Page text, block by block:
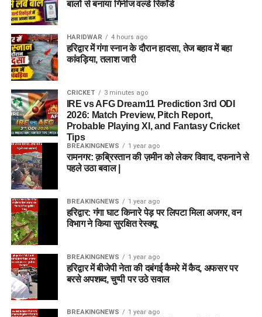
बालों से बनाया गिनीज वर्ल्ड रिकॉर्ड
HARIDWAR 4 hours ago
हरिद्वार में गंगा स्नान के दौरान हादसा, तेज बहाव में बहा
कांवड़िया, तलाश जारी
CRICKET 3 minutes ago
IRE vs AFG Dream11 Prediction 3rd ODI
2026: Match Preview, Pitch Report,
Probable Playing XI, and Fantasy Cricket
Tips
BREAKINGNEWS 1 year ago
रामनगर: क़ब्रिस्तान की ज़मीन को लेकर विवाद, दफनाने से
पहले उठा बवाल |
BREAKINGNEWS 1 year ago
हरिद्वार: गंगा घाट किनारे पेड़ पर लिपटा मिला अजगर, वन
विभाग ने किया सुरक्षित रेस्क्यू
BREAKINGNEWS 1 year ago
हरिद्वार में बीजेपी नेता की दबंगई कैमरे में कैद, अफसर पर
बरसे अपशब्द, चुप्पी पर उठे सवाल
BREAKINGNEWS 1 year ago